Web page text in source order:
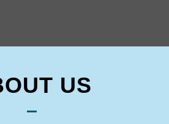
US